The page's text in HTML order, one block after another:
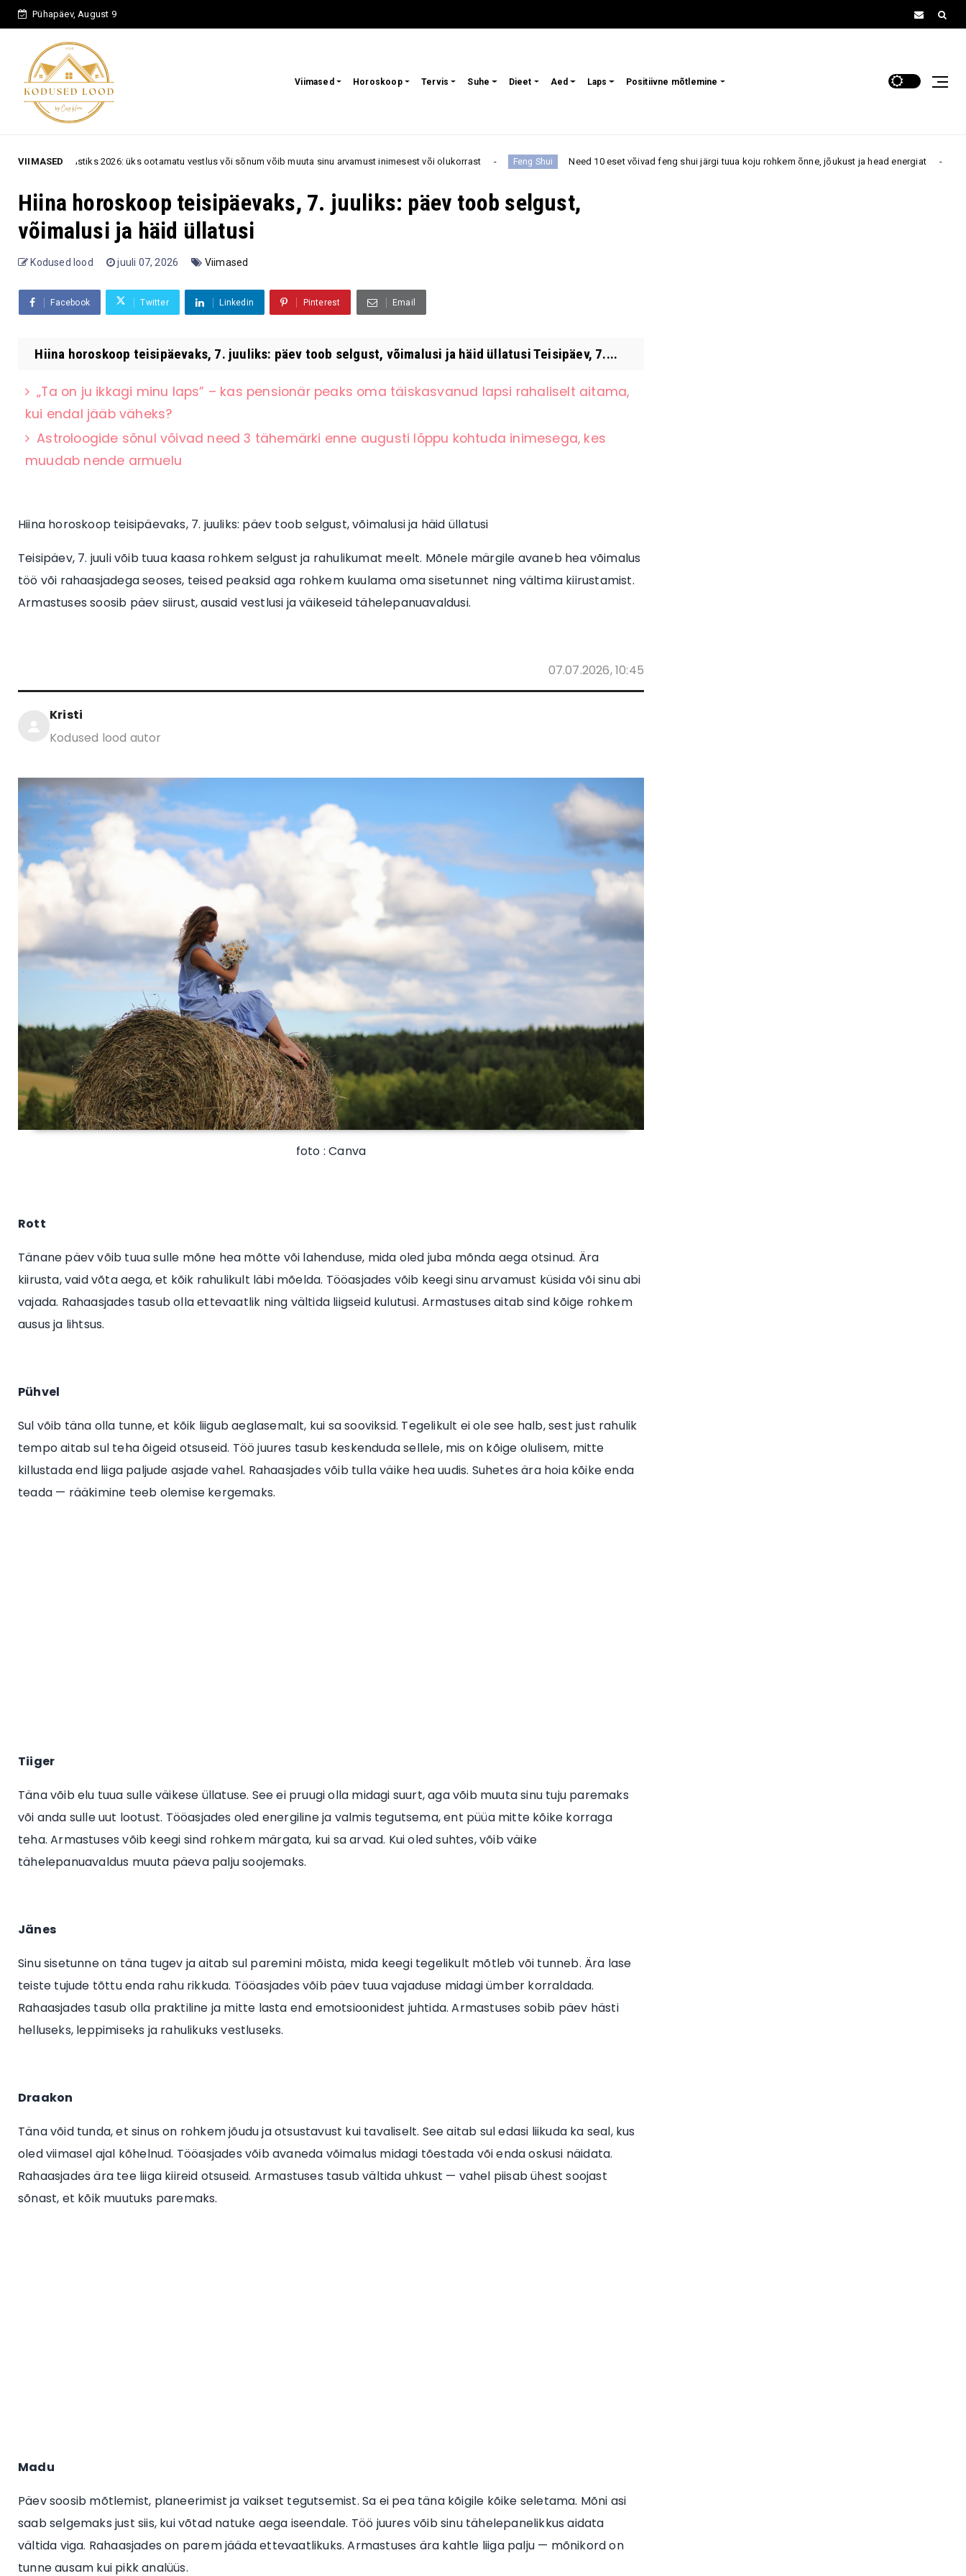
Pühapäev, August 9
Viimased Horoskoop Tervis Suhe Dieet Aed Laps Positiivne mõtlemine
VIIMASED
üks ootamatu vestlus või sõnum võib muuta sinu arvamust inimesest või olukorrast Feng Shui Need 10 eset võivad feng shui järgi tuua koju rohkem õnne, jõukust ja head energiat Armastus Neil 5
Hiina horoskoop teisipäevaks, 7. juuliks: päev toob selgust,
võimalusi ja häid üllatusi
Kodused lood juuli 07, 2026 Viimased
Facebook Twitter Linkedin Pinterest Email
Hiina horoskoop teisipäevaks, 7. juuliks: päev toob selgust, võimalusi ja häid üllatusi Teisipäev, 7....
„Ta on ju ikkagi minu laps” – kas pensionär peaks oma täiskasvanud lapsi rahaliselt aitama,
kui endal jääb väheks?
Astroloogide sõnul võivad need 3 tähemärki enne augusti lõppu kohtuda inimesega, kes
muudab nende armuelu
Hiina horoskoop teisipäevaks, 7. juuliks: päev toob selgust, võimalusi ja häid üllatusi
Teisipäev, 7. juuli võib tuua kaasa rohkem selgust ja rahulikumat meelt. Mõnele märgile avaneb hea võimalus
töö või rahaasjadega seoses, teised peaksid aga rohkem kuulama oma sisetunnet ning vältima kiirustamist.
Armastuses soosib päev siirust, ausaid vestlusi ja väikeseid tähelepanuavaldusi.
07.07.2026, 10:45
Kristi
Kodused lood autor
foto : Canva
Rott
Tänane päev võib tuua sulle mõne hea mõtte või lahenduse, mida oled juba mõnda aega otsinud. Ära
kiirusta, vaid võta aega, et kõik rahulikult läbi mõelda. Tööasjades võib keegi sinu arvamust küsida või sinu abi
vajada. Rahaasjades tasub olla ettevaatlik ning vältida liigseid kulutusi. Armastuses aitab sind kõige rohkem
ausus ja lihtsus.
Pühvel
Sul võib täna olla tunne, et kõik liigub aeglasemalt, kui sa sooviksid. Tegelikult ei ole see halb, sest just rahulik
tempo aitab sul teha õigeid otsuseid. Töö juures tasub keskenduda sellele, mis on kõige olulisem, mitte
killustada end liiga paljude asjade vahel. Rahaasjades võib tulla väike hea uudis. Suhetes ära hoia kõike enda
teada — rääkimine teeb olemise kergemaks.
Tiiger
Täna võib elu tuua sulle väikese üllatuse. See ei pruugi olla midagi suurt, aga võib muuta sinu tuju paremaks
või anda sulle uut lootust. Tööasjades oled energiline ja valmis tegutsema, ent püüa mitte kõike korraga
teha. Armastuses võib keegi sind rohkem märgata, kui sa arvad. Kui oled suhtes, võib väike
tähelepanuavaldus muuta päeva palju soojemaks.
Jänes
Sinu sisetunne on täna tugev ja aitab sul paremini mõista, mida keegi tegelikult mõtleb või tunneb. Ära lase
teiste tujude tõttu enda rahu rikkuda. Tööasjades võib päev tuua vajaduse midagi ümber korraldada.
Rahaasjades tasub olla praktiline ja mitte lasta end emotsioonidest juhtida. Armastuses sobib päev hästi
helluseks, leppimiseks ja rahulikuks vestluseks.
Draakon
Täna võid tunda, et sinus on rohkem jõudu ja otsustavust kui tavaliselt. See aitab sul edasi liikuda ka seal, kus
oled viimasel ajal kõhelnud. Tööasjades võib avaneda võimalus midagi tõestada või enda oskusi näidata.
Rahaasjades ära tee liiga kiireid otsuseid. Armastuses tasub vältida uhkust — vahel piisab ühest soojast
sõnast, et kõik muutuks paremaks.
Madu
Päev soosib mõtlemist, planeerimist ja vaikset tegutsemist. Sa ei pea täna kõigile kõike seletama. Mõni asi
saab selgemaks just siis, kui võtad natuke aega iseendale. Töö juures võib sinu tähelepanelikkus aidata
vältida viga. Rahaasjades on parem jääda ettevaatlikuks. Armastuses ära kahtle liiga palju — mõnikord on
tunne ausam kui pikk analüüs.